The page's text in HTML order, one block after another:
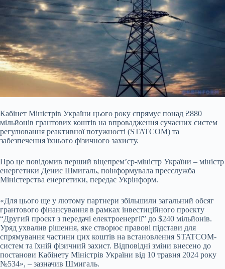
Кабінет Міністрів України цього року спрямує понад ₴880
мільйонів грантових коштів на впровадження сучасних систем
регулювання реактивної потужності (STATCOM) та
забезпечення їхнього фізичного захисту.
Про це повідомив перший віцепрем’єр-міністр України – міністр
енергетики Денис Шмигаль, поінформувала пресслужба
Міністерства енергетики, передає Укрінформ.
«Для цього ще у лютому партнери збільшили загальний обсяг
грантового фінансування в рамках інвестиційного проєкту
“Другий проєкт з передачі електроенергії” до $240 мільйонів.
Уряд ухвалив рішення, яке створює правові підстави для
спрямування частини цих коштів на встановлення STATCOM-
систем та їхній фізичний захист. Відповідні зміни внесено до
постанови Кабінету Міністрів України від 10 травня 2024 року
№534», – зазначив Шмигаль.